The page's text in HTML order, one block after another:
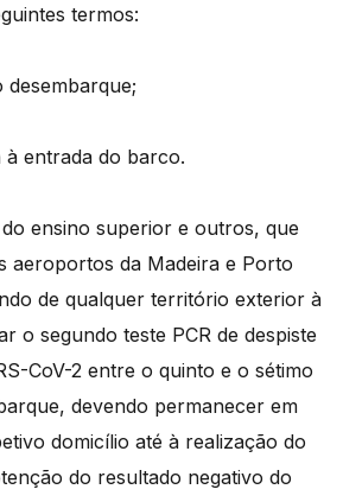
termos:
entrada do barco.
do ensino superior e outros, que
aeroportos da Madeira e Porto
de qualquer território exterior à
o segundo teste PCR de despiste
CoV-2 entre o quinto e o sétimo
devendo permanecer em
domicílio até à realização do
do resultado negativo do